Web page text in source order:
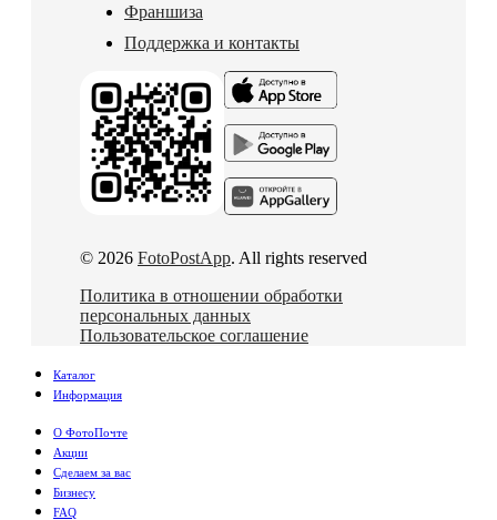
Франшиза
Поддержка и контакты
© 2026 FotoPostApp. All rights reserved
Политика в отношении обработки
персональных данных
Пользовательское соглашение
Каталог
Информация
О ФотоПочте
Акции
Сделаем за вас
Бизнесу
FAQ